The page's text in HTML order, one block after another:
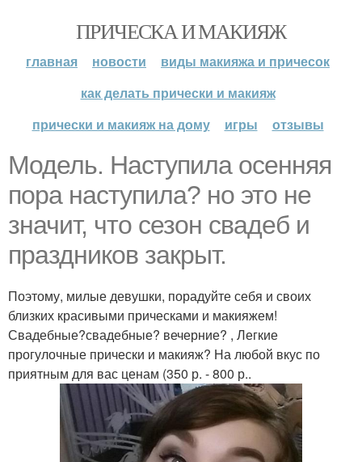
ПРИЧЕСКА И МАКИЯЖ
главная новости
виды макияжа и причесок
как делать прически и макияж
прически и макияж на дому
игры отзывы
Модель. Наступила осенняя
пора наступила? но это не
значит, что сезон свадеб и
праздников закрыт.
Поэтому, милые девушки, порадуйте себя и своих
близких красивыми прическами и макияжем!
Свадебные?свадебные? вечерние? , Легкие
прогулочные прически и макияж? На любой вкус по
приятным для вас ценам (350 р. - 800 р..